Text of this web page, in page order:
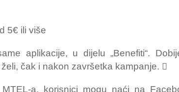
5€ ili više
aplikacije, u dijelu „Benefiti“.
čak i nakon završetka kampanje. 
a, korisnici mogu naći na